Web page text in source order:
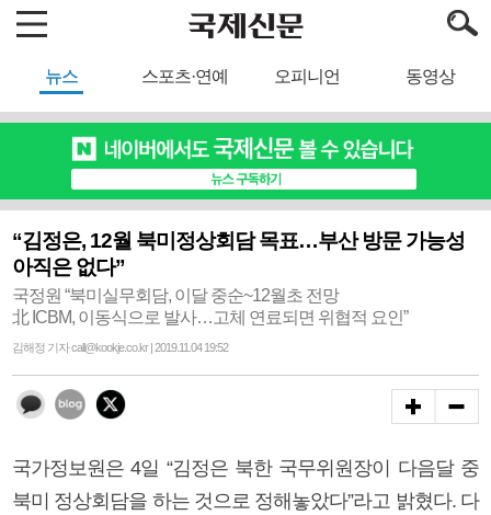
뉴스 스포츠·연예 오피니언 동영상
“김정은, 12월 북미정상회담 목표…부산 방문 가능성
아직은 없다”
국정원 “북미실무회담, 이달 중순~12월초 전망
北 ICBM, 이동식으로 발사…고체 연료되면 위협적 요인”
김해정 기자 call@kookje.co.kr | 2019.11.04 19:52
국가정보원은 4일 “김정은 북한 국무위원장이 다음달 중
북미 정상회담을 하는 것으로 정해놓았다”라고 밝혔다. 다